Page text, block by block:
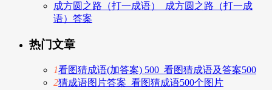
成方圆之路（打一成语）_成方圆之路（打一成
语）答案
热门文章
1看图猜成语(加答案) 500_看图猜成语及答案500
2猜成语图片答案_看图猜成语500个图片